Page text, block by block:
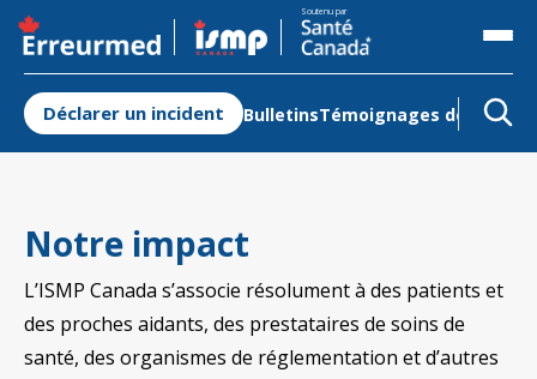
S'ouvre dans un nouvel ongletSoutenu par
Déclarer un incident BulletinsTémoignages de
Notre impact
L’ISMP Canada s’associe résolument à des patients et
des proches aidants, des prestataires de soins de
santé, des organismes de réglementation et d’autres